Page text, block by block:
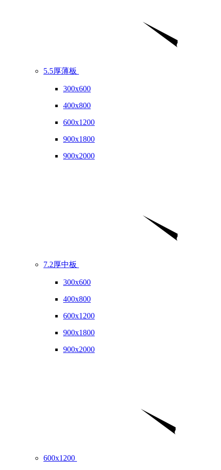
5.5厚薄板
300x600
400x800
600x1200
900x1800
900x2000
7.2厚中板
300x600
400x800
600x1200
900x1800
900x2000
600x1200